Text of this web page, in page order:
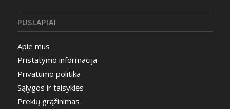
PUSLAPIAI
Apie mus
Pristatymo informacija
Privatumo politika
Sąlygos ir taisyklės
Prekių grąžinimas